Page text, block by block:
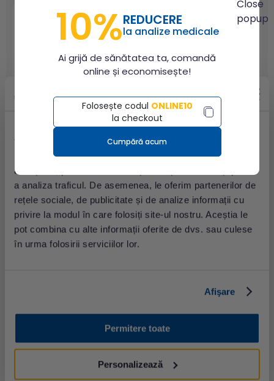
Acest site utilizează cookie-uri
Folosim cookie-uri pentru a personaliza conținutul și
anunțurile, pentru a oferi funcții de rețele sociale și pentru
a analiza traficul. De asemenea, le oferim partenerilor de
rețele sociale, de publicitate și de analize informații cu
privire la modul în care folosiți site-ul nostru. Aceștia le
pot combina cu alte informații oferite de dvs. sau culese
în urma folosirii serviciilor lor.
Afişare
Permitere toate
Personalizează
Celule NK (natural killer)
de citokine
Preț: 882.00 lei
Imunofenotipare limfocitară - imunitate
10%REDUCERE
la analize medicale
Ai grijă de sănătatea ta, comandă
online și economisește!
Folosește codul ONLINE10
la checkout
Cumpără acum